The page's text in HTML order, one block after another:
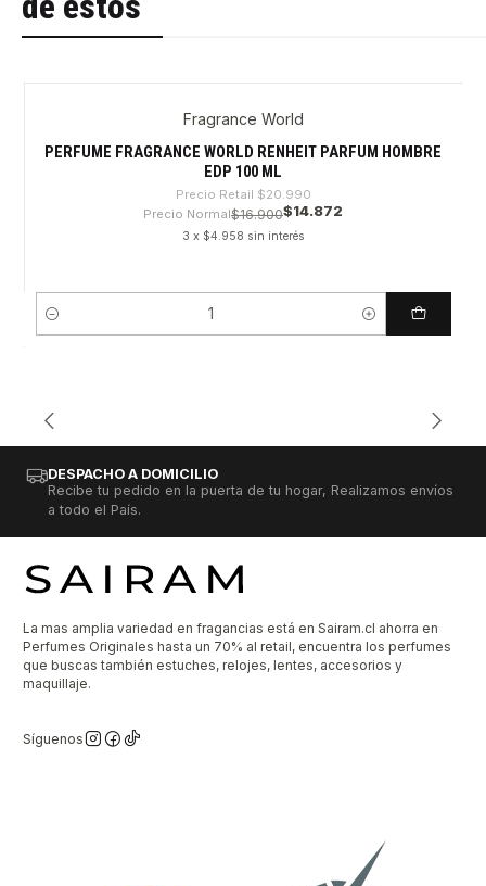
Fragrance World
PERFUME FRAGRANCE WORLD RENHEIT PARFUM HOMBRE
EDP 100 ML
Precio Retail $20.990
Precio Normal$16.900$14.872
3 x $4.958 sin interés
Cantidad
DESPACHO A DOMICILIO
Recibe tu pedido en la puerta de tu hogar, Realizamos envíos
a todo el País.
La mas amplia variedad en fragancias está en Sairam.cl ahorra en
Perfumes Originales hasta un 70% al retail, encuentra los perfumes
que buscas también estuches, relojes, lentes, accesorios y
maquillaje.
Síguenos